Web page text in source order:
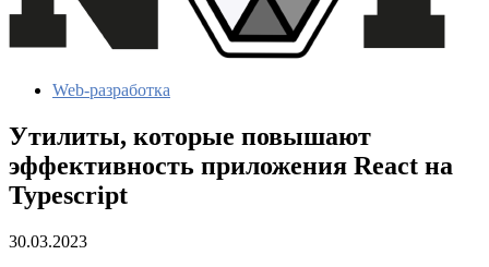
Web-разработка
Утилиты, которые повышают
эффективность приложения React на
Typescript
30.03.2023